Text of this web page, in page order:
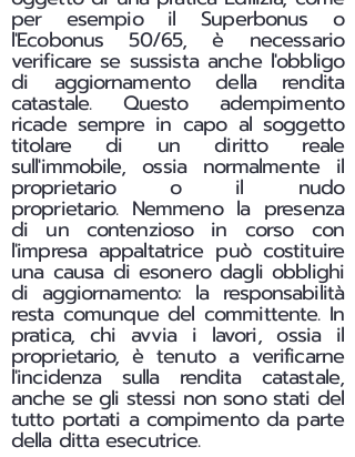
per esempio il Superbonus o
l'Ecobonus 50/65, è necessario
verificare se sussista anche l'obbligo
di aggiornamento della rendita
catastale. Questo adempimento
ricade sempre in capo al soggetto
titolare di un diritto reale
sull'immobile, ossia normalmente il
proprietario o il nudo
proprietario. Nemmeno la presenza
di un contenzioso in corso con
l'impresa appaltatrice può costituire
una causa di esonero dagli obblighi
di aggiornamento: la responsabilità
resta comunque del committente. In
pratica, chi avvia i lavori, ossia il
proprietario, è tenuto a verificarne
l'incidenza sulla rendita catastale,
anche se gli stessi non sono stati del
tutto portati a compimento da parte
della ditta esecutrice.